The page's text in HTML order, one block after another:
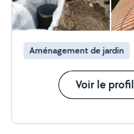
Aménagement de jardin
Voir le profil